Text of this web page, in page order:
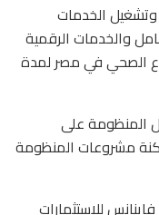
الخدمات
والخدمات الرقمية
الصحي في مصر لمدة
المنظومة على
مشروعات المنظومة
للاستثمارات